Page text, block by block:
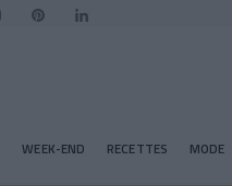
WEEK-END RECETTES MODE